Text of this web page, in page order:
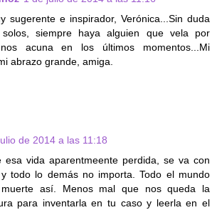
sugerente e inspirador, Verónica...Sin duda
siempre haya alguien que vela por
acuna en los últimos momentos...Mi
abrazo grande, amiga.
de 2014 a las 11:18
esa vida aparentmeente perdida, se va con
todo lo demás no importa. Todo el mundo
así. Menos mal que nos queda la
para inventarla en tu caso y leerla en el